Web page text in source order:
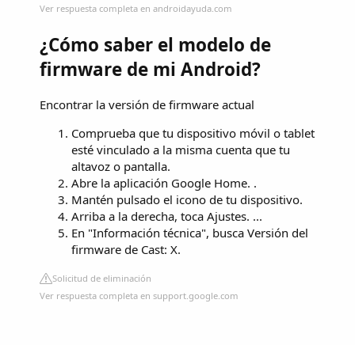
Ver respuesta completa en androidayuda.com
¿Cómo saber el modelo de
firmware de mi Android?
Encontrar la versión de firmware actual
Comprueba que tu dispositivo móvil o tablet
esté vinculado a la misma cuenta que tu
altavoz o pantalla.
Abre la aplicación Google Home. .
Mantén pulsado el icono de tu dispositivo.
Arriba a la derecha, toca Ajustes. ...
En "Información técnica", busca Versión del
firmware de Cast: X.
Solicitud de eliminación
Ver respuesta completa en support.google.com